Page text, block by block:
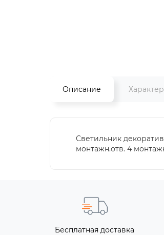
Описание
Светильник
монтажн.отв. 4
Бесплатная доставка